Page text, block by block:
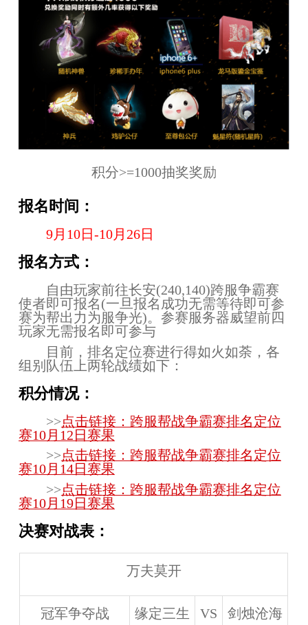
积分>=1000抽奖奖励
报名时间：
9月10日-10月26日
报名方式：
自由玩家前往长安(240,140)跨服争霸赛
使者即可报名(一旦报名成功无需等待即可参
赛为帮出力为服争光)。参赛服务器威望前四
玩家无需报名即可参与
目前，排名定位赛进行得如火如荼，各
组别队伍上两轮战绩如下：
积分情况：
>>点击链接：跨服帮战争霸赛排名定位
赛10月12日赛果
>>点击链接：跨服帮战争霸赛排名定位
赛10月14日赛果
>>点击链接：跨服帮战争霸赛排名定位
赛10月19日赛果
决赛对战表：
万夫莫开
冠军争夺战 缘定三生 VS 剑烛沧海